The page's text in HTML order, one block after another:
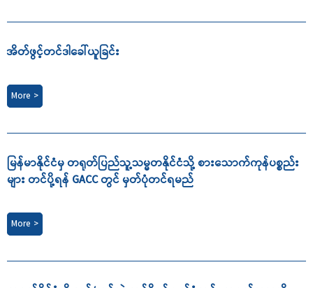
အိတ်ဖွင့်တင်ဒါခေါ်ယူခြင်း
More >
မြန်မာနိုင်ငံမှ တရုတ်ပြည်သူ့သမ္မတနိုင်ငံသို့ စားသောက်ကုန်ပစ္စည်း
များ တင်ပို့ရန် GACC တွင် မှတ်ပုံတင်ရမည်
More >